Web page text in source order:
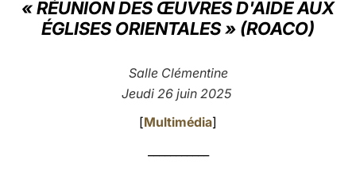
LATINE
« RÉUNION DES ŒUVRES D'AIDE AUX
ÉGLISES ORIENTALES » (ROACO)
Salle Clémentine
Jeudi 26 juin 2025
[Multimédia]